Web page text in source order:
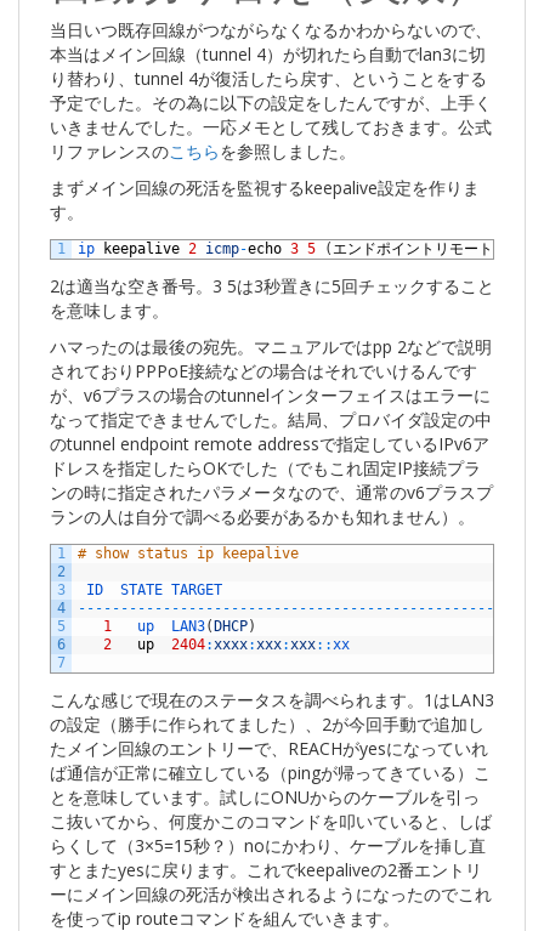
当日いつ既存回線がつながらなくなるかわからないので、
本当はメイン回線（tunnel 4）が切れたら自動でlan3に切
り替わり、tunnel 4が復活したら戻す、ということをする
予定でした。その為に以下の設定をしたんですが、上手く
いきませんでした。一応メモとして残しておきます。公式
リファレンスのこちらを参照しました。
まずメイン回線の死活を監視するkeepalive設定を作りま
す。
1 ip keepalive 2 icmp-echo 3 5 ( エンドポイントリモート
2は適当な空き番号。3 5は3秒置きに5回チェックすること
を意味します。
ハマったのは最後の宛先。マニュアルではpp 2などで説明
されておりPPPoE接続などの場合はそれでいけるんです
が、v6プラスの場合のtunnelインターフェイスはエラーに
なって指定できませんでした。結局、プロバイダ設定の中
のtunnel endpoint remote addressで指定しているIPv6ア
ドレスを指定したらOKでした（でもこれ固定IP接続プラ
ンの時に指定されたパラメータなので、通常のv6プラスプ
ランの人は自分で調べる必要があるかも知れません）。
1
2
3
4
5
6
7
# show status ip keepalive
ID STATE TARGET
-- -- -- -- -- -- -- -- -- -- -- -- -- -- -- -- -- -- -- -- -- -- -- -- --
1
up LAN3(DHCP)
2
up 2404: xxxx: xxx: xxx:: xx
こんな感じで現在のステータスを調べられます。1はLAN3
の設定（勝手に作られてました）、2が今回手動で追加し
たメイン回線のエントリーで、REACHがyesになっていれ
ば通信が正常に確立している（pingが帰ってきている）こ
とを意味しています。試しにONUからのケーブルを引っ
こ抜いてから、何度かこのコマンドを叩いていると、しば
らくして（3×5=15秒？）noにかわり、ケーブルを挿し直
すとまたyesに戻ります。これでkeepaliveの2番エントリ
ーにメイン回線の死活が検出されるようになったのでこれ
を使ってip routeコマンドを組んでいきます。